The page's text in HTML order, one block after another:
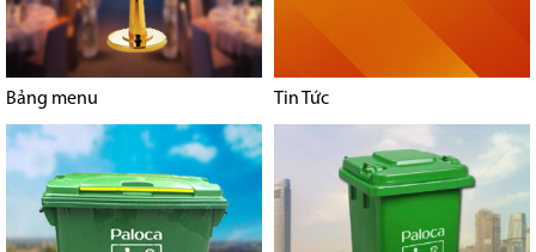
Bảng menu Tin Tức